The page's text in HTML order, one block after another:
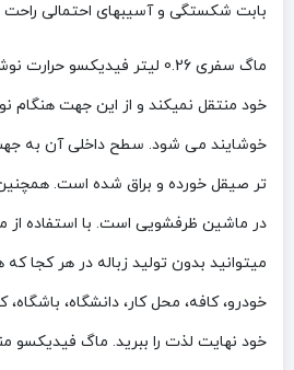
بابت شکستگی و آسیبهای احتمالی راحت
ماگ سفری 0.26 لیتر فیدیکسو
خود منتقل نمیکند و از این جهت
خوشایند می شود. سطح داخلی آن به
تر صیقل خورده و براق شده است.
در ماشین ظرفشویی است. با استفاده
میتوانید بدون تولید زباله در هر کجا
خودرو، کافه، محل کار، دانشگاه،
خود نهایت لذت را ببرید. ماگ فیدیکسو